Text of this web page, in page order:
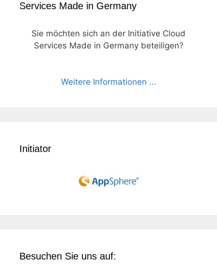
Services Made in Germany
Sie möchten sich an der Initiative Cloud
Services Made in Germany beteiligen?
Weitere Informationen ...
Initiator
Besuchen Sie uns auf: